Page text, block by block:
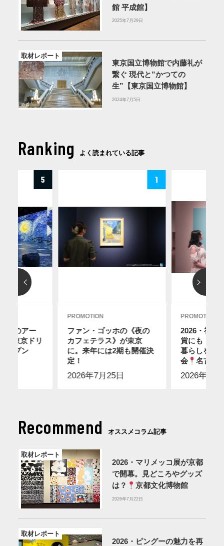
館 平成館】
2025年7月29日
取材レポート
東京国立博物館で内藤礼が
繋ぐ 現代と”かつての
生”【東京国立博物館】
2024年7月5日
Ranking よく読まれている記事
5
ィのアー
に東京ドリ
ープン
1
PROMOTION
ファン・ゴッホの《夜の
カフェテラス》が東京
に。来年には2期も開催決
定！
2026年7月25日
PROMOTION
2026・初め
賞にも！ス
暮らしを感
会
名古屋
2026年7月
Recommend オススメコラム記事
取材レポート
2026・マリメッコ展が京都
で開幕。見どころやグッズ
は？
京都文化博物館
2026年7月22日
取材レポート
2026・ピングーの魅力を再